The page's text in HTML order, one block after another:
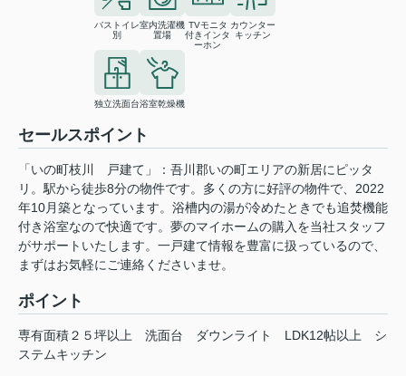
バストイレ
別
室内洗濯機
置場
TVモニタ
付きインタ
ーホン
カウンター
キッチン
独立洗面台浴室乾燥機
セールスポイント
「いの町枝川 戸建て」：吾川郡いの町エリアの新居にピッタ
リ。駅から徒歩8分の物件です。多くの方に好評の物件で、2022
年10月築となっています。浴槽内の湯が冷めたときでも追焚機能
付き浴室なので快適です。夢のマイホームの購入を当社スタッフ
がサポートいたします。一戸建て情報を豊富に扱っているので、
まずはお気軽にご連絡くださいませ。
ポイント
専有面積２５坪以上 洗面台 ダウンライト LDK12帖以上
シ
ステムキッチン